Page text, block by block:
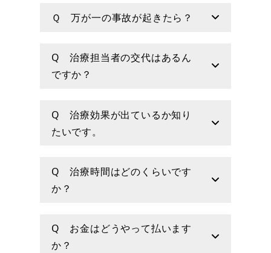
Ｑ 万が一の事故が起きたら？
Q 治療担当者の交代はあるん
ですか？
Q 治療効果が出ているか知り
たいです。
Q 治療時間はどのくらいです
か？
Q お金はどうやって払います
か？